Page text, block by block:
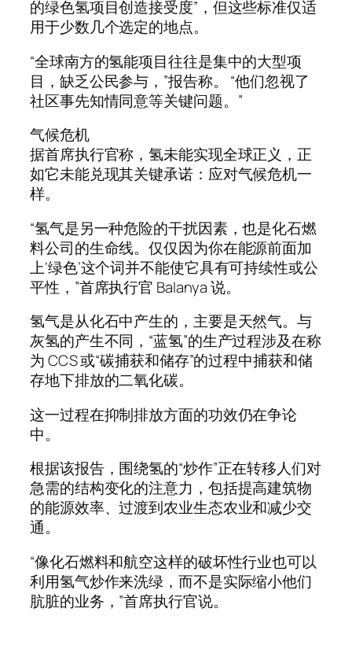
的绿色氢项目创造接受度”，但这些标准仅适
用于少数几个选定的地点。
“全球南方的氢能项目往往是集中的大型项
目，缺乏公民参与，”报告称。 “他们忽视了
社区事先知情同意等关键问题。”
气候危机
据首席执行官称，氢未能实现全球正义，正
如它未能兑现其关键承诺：应对气候危机一
样。
“氢气是另一种危险的干扰因素，也是化石燃
料公司的生命线。仅仅因为你在能源前面加
上‘绿色’这个词并不能使它具有可持续性或公
平性，”首席执行官 Balanya 说。
氢气是从化石中产生的，主要是天然气。与
灰氢的产生不同，“蓝氢”的生产过程涉及在称
为 CCS 或“碳捕获和储存”的过程中捕获和储
存地下排放的二氧化碳。
这一过程在抑制排放方面的功效仍在争论
中。
根据该报告，围绕氢的“炒作”正在转移人们对
急需的结构变化的注意力，包括提高建筑物
的能源效率、过渡到农业生态农业和减少交
通。
“像化石燃料和航空这样的破坏性行业也可以
利用氢气炒作来洗绿，而不是实际缩小他们
肮脏的业务，”首席执行官说。